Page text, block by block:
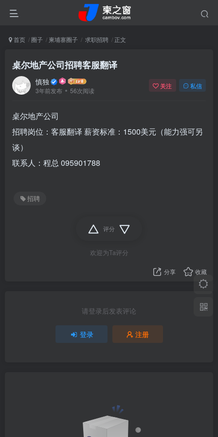
首页 圈子 柬埔寨圈子 求职招聘 正文
桌尔地产公司招聘客服翻译
慎独
3年前发布 56次阅读
关注 私信
桌尔地产公司
招聘岗位：客服翻译 薪资标准：1500美元（能力强可另
谈）
联系人：程总 095901788
招聘
评分
欢迎为Ta评分
分享 收藏
请登录后发表评论
登录 注册